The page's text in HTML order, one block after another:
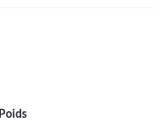
Poids